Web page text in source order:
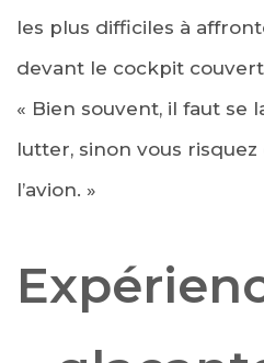
les plus difficiles à
devant le cockpit
« Bien souvent, il faut se
lutter, sinon vous risquez
l’avion. »